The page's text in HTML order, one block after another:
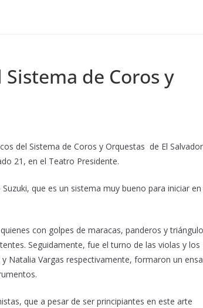
de Coros y
del Sistema de Coros y Orquestas de El
21, en el Teatro Presidente.
que es un sistema muy bueno para iniciar en
con golpes de maracas, panderos y
Seguidamente, fue el turno de las violas y los
Natalia Vargas respectivamente, formaron un
que a pesar de ser principiantes en este arte